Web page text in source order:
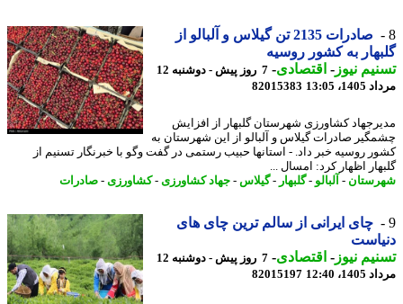
صادرات 2135 تن گیلاس و آلبالو از
به کشور روسیه
نیوز-اقتصادی-
7 روز پیش - دوشنبه 12
13:05
82015383
کشاورزی شهرستان گلبهار از افزایش
صادرات گیلاس و آلبالو از این شهرستان به
روسیه خبر داد. - استانها حبیب رستمی در گفت وگو با خبرنگار تسنیم از
اظهار کرد: امسال ...
-آلبالو -گلبهار-گیلاس-جهاد کشاورزی- کشاورزی- صادرات
چای ایرانی از سالم ترین چای های
نیوز-اقتصادی-
7 روز پیش - دوشنبه 12
12:40
82015197